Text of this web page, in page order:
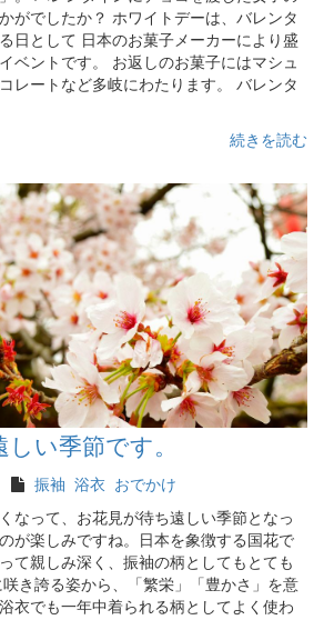
がでしたか？ ホワイトデーは、バレンタ
日として 日本のお菓子メーカーにより盛
ベントです。 お返しのお菓子にはマシュ
レートなど多岐にわたります。 バレンタ
続きを読む
い季節です。
振袖 浴衣 おでかけ
なって、お花見が待ち遠しい季節となっ
が楽しみですね。日本を象徴する国花で
て親しみ深く、振袖の柄としてもとても
き誇る姿から、「繁栄」「豊かさ」を意
衣でも一年中着られる柄としてよく使わ